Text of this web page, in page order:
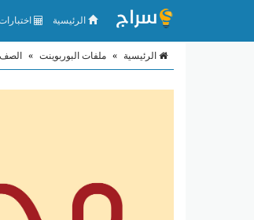
الرئيسية
الرئيسية » ملفات البوربوينت »